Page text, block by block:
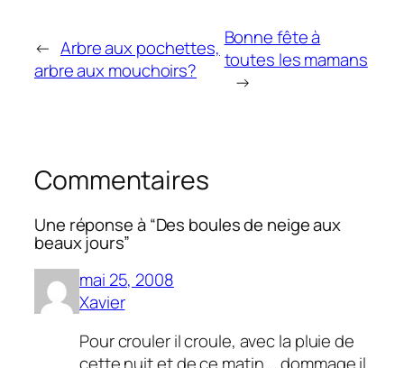
← Arbre aux pochettes,
arbre aux mouchoirs?
Bonne fête à
toutes les mamans
→
Commentaires
Une réponse à “Des boules de neige aux
beaux jours”
mai 25, 2008
Xavier
Pour crouler il croule, avec la pluie de